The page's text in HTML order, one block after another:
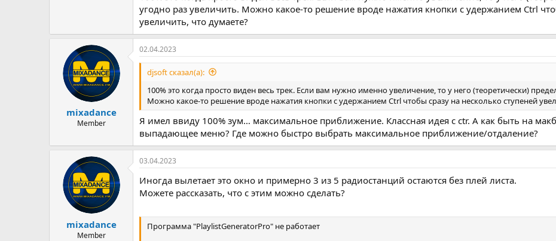
угодно раз увеличить. Можно какое-то решение вроде нажатия кнопки с удержанием Ctrl
увеличить, что думаете?
mixadance
Member
02.04.2023
djsoft сказал(а):
100% это когда просто виден весь трек. Если вам нужно именно увеличение, то у него (теоретически)
Можно какое-то решение вроде нажатия кнопки с удержанием Ctrl чтобы сразу на несколько ступеней
Я имел ввиду 100% зум… максимальное приближение. Классная идея с ctr. А как быть на
выпадающее меню? Где можно быстро выбрать максимальное приближение/отдаление?
mixadance
Member
03.04.2023
Иногда вылетает это окно и примерно 3 из 5 радиостанций остаются без плей листа.
Можете рассказать, что с этим можно сделать?
Программа "PlaylistGeneratorPro" не работает